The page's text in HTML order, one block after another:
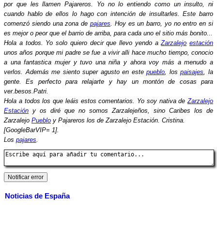
por que les llamen Pajareros. Yo no lo entiendo como un insulto, ni
cuando hablo de ellos lo hago con intención de insultarles. Este barro
comenzó siendo una zona de pajares. Hoy es un barro, yo no entro en si
es mejor o peor que el barrio de arriba, para cada uno el sitio más bonito...
Hola a todos. Yo solo quiero decir que llevo yendo aZarzalejo estación
unos años porque mi padre se fue a vivir alli hace mucho tiempo, conocio
a una fantastica mujer y tuvo una niña y ahora voy más a menudo a
verlos. Además me siento super agusto en estepueblo, lospaisajes, la
gente. Es perfecto para relajarte y hay un montón de cosas para
ver.besos.Patri.
Hola a todos los que leáis estos comentarios. Yo soy nativa deZarzalejo
Estación y os diré que no somos Zarzalejeños, sino Caribes los de
Zarzalejo Pueblo y Pajareros los de Zarzalejo Estación. Cristina.
[GoogleBarVIP= 1].
Los pajares.
Noticias de España